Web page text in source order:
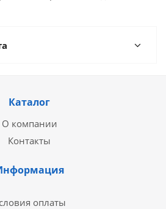
Каталог
О компании
Контакты
оплаты